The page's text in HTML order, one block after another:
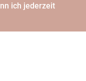
ich jederzeit